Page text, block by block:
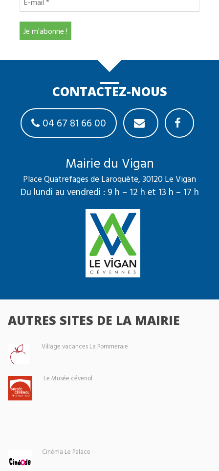
CONTACTEZ-NOUS
04 67 81 66 00
Mairie du Vigan
Place Quatrefages de Laroquète, 30120 Le Vigan
Du lundi au vendredi : 9 h – 12 h et 13 h – 17 h
AUTRES SITES DE LA MAIRIE
Village vacances La Pommeraie
Le Musée cévenol
Cinéma Le Palace